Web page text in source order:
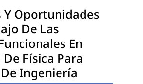
Oportunidades
De Las
En
Física Para
Ingeniería